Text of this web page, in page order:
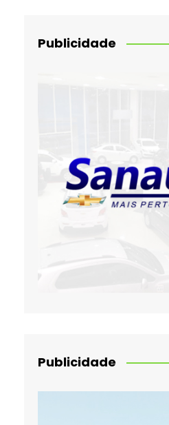
Publicidade
Publicidade